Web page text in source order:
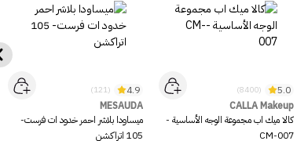
5.0
(8400)
CALLA Makeup
كالا ميك اب مجموعة الوجه الأساسية -
CM-007
4.9
(121)
MESAUDA
ميساودا بلاشر احمر خدود ات فرست-
105 اتراكشن